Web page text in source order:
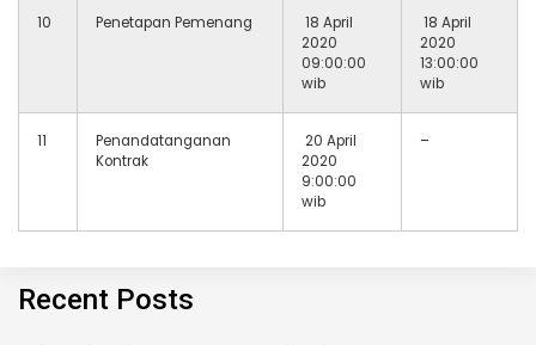
10 Penetapan Pemenang
18 April
2020
09:00:00
wib
18 April
2020
13:00:00
wib
11
Penandatanganan
Kontrak
20 April
2020
9:00:00
wib
–
Recent Posts